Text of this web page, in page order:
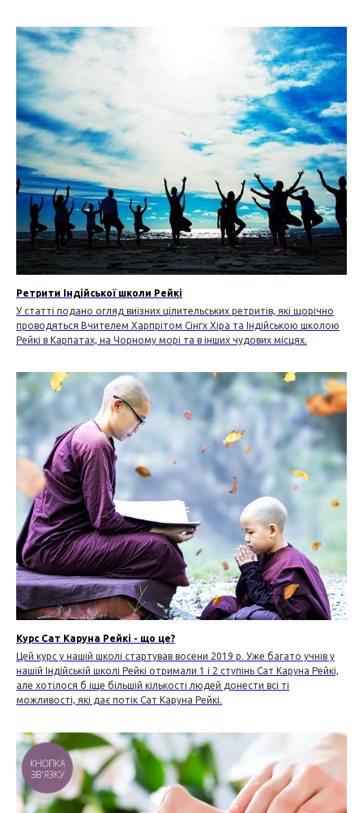
Ретрити Індійської школи Рейкі
У статті подано огляд виїзних цілительських ретритів, які щорічно
проводяться Вчителем Харпрітом Сінгх Хіра та Індійською школою
Рейкі в Карпатах, на Чорному морі та в інших чудових місцях.
Курс Сат Каруна Рейкі - що це?
Цей курс у нашій школі стартував восени 2019 р. Уже багато учнів у
нашій Індійській школі Рейкі отримали 1 і 2 ступінь Сат Каруна Рейкі,
але хотілося б іще більшій кількості людей донести всі ті
можливості, які дає потік Сат Каруна Рейкі.
КНОПКА
ЗВ'ЯЗКУ